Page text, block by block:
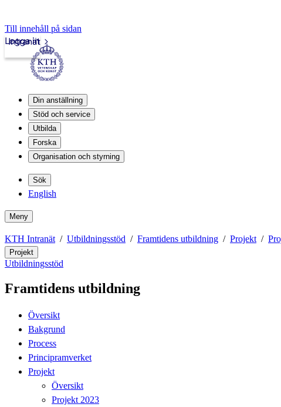
Till innehåll på sidan
Intranät
Logga in
Din anställning
Stöd och service
Utbilda
Forska
Organisation och styrning
Sök
English
Meny
KTH Intranät Utbildningsstöd Framtidens utbildning Projekt
Projekt
Utbildningsstöd
Framtidens utbildning
Översikt
Bakgrund
Process
Principramverket
Projekt
Översikt
Projekt 2023